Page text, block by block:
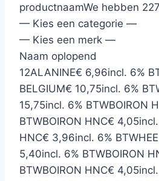
productnaamWe hebben
— Kies een categorie —
— Kies een merk —
Naam oplopend
12ALANINE€ 6,96incl. 6%
BELGIUM€ 10,75incl. 6%
15,75incl. 6% BTWBOIRON
BTWBOIRON HNC€ 4,05
HNC€ 3,96incl. 6% BTW
5,40incl. 6% BTWBOIRON
BTWBOIRON HNC€ 4,05